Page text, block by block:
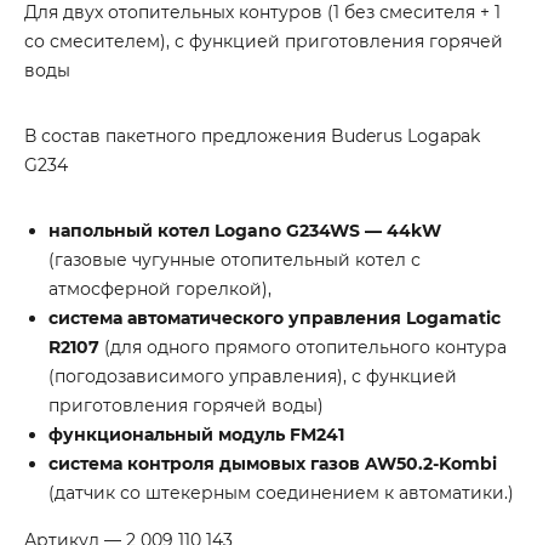
Для двух отопительных контуров (1 без смесителя + 1
со смесителем), с функцией приготовления горячей
воды
В состав пакетного предложения Buderus Logapak
G234
напольный котел Logano G234WS — 44kW
(газовые чугунные отопительный котел с
атмосферной горелкой),
система автоматического управления Logamatic
R2107 (для одного прямого отопительного контура
(погодозависимого управления), с функцией
приготовления горячей воды)
функциональный модуль FM241
система контроля дымовых газов AW50.2-Kombi
(датчик со штекерным соединением к автоматики.)
Артикул — 2 009 110 143